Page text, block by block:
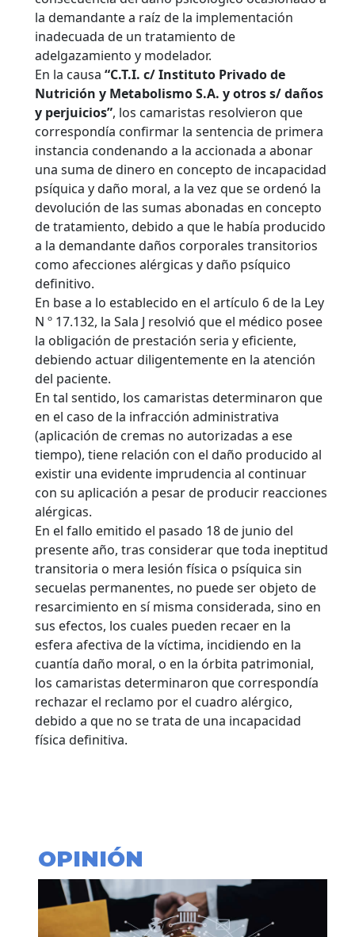
la demandante a raíz de la implementación
inadecuada de un tratamiento de
adelgazamiento y modelador.
En la causa “C.T.I. c/ Instituto Privado de
Nutrición y Metabolismo S.A. y otros s/ daños
y perjuicios”, los camaristas resolvieron que
correspondía confirmar la sentencia de primera
instancia condenando a la accionada a abonar
una suma de dinero en concepto de incapacidad
psíquica y daño moral, a la vez que se ordenó la
devolución de las sumas abonadas en concepto
de tratamiento, debido a que le había producido
a la demandante daños corporales transitorios
como afecciones alérgicas y daño psíquico
definitivo.
En base a lo establecido en el artículo 6 de la Ley
N º 17.132, la Sala J resolvió que el médico posee
la obligación de prestación seria y eficiente,
debiendo actuar diligentemente en la atención
del paciente.
En tal sentido, los camaristas determinaron que
en el caso de la infracción administrativa
(aplicación de cremas no autorizadas a ese
tiempo), tiene relación con el daño producido al
existir una evidente imprudencia al continuar
con su aplicación a pesar de producir reacciones
alérgicas.
En el fallo emitido el pasado 18 de junio del
presente año, tras considerar que toda ineptitud
transitoria o mera lesión física o psíquica sin
secuelas permanentes, no puede ser objeto de
resarcimiento en sí misma considerada, sino en
sus efectos, los cuales pueden recaer en la
esfera afectiva de la víctima, incidiendo en la
cuantía daño moral, o en la órbita patrimonial,
los camaristas determinaron que correspondía
rechazar el reclamo por el cuadro alérgico,
debido a que no se trata de una incapacidad
física definitiva.
OPINIÓN